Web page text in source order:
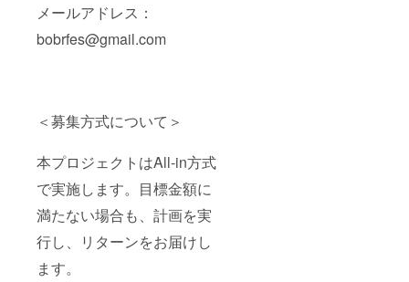
メールアドレス：
bobrfes@gmail.com
＜募集方式について＞
本プロジェクトはAll-in方式
で実施します。目標金額に
満たない場合も、計画を実
行し、リターンをお届けし
ます。